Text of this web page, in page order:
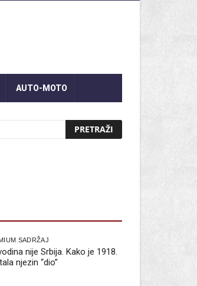
AUTO-MOTO
SADRŽAJ
nije Srbija. Kako je 1918.
njezin “dio”